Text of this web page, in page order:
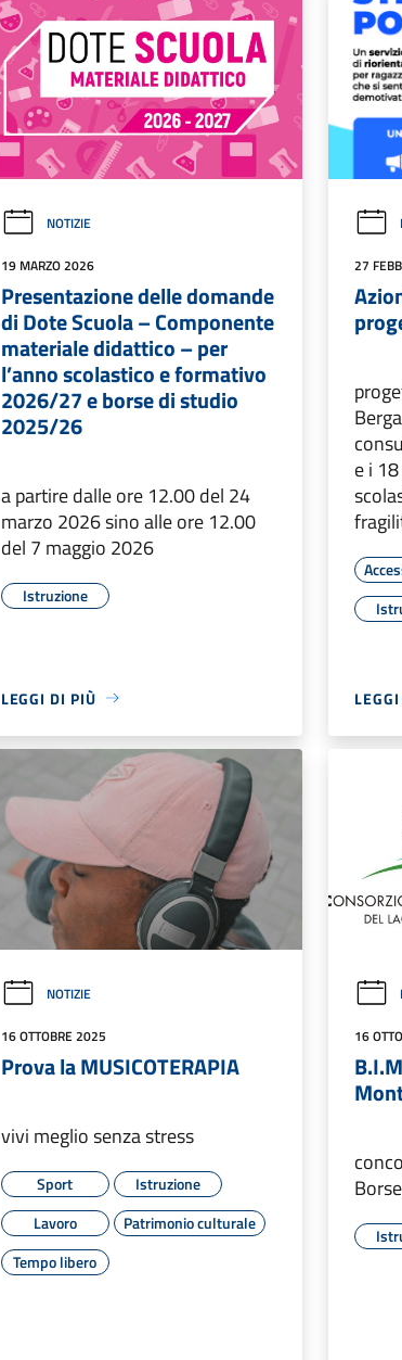
NOTIZIE
19 MARZO 2026
Presentazione delle domande
di Dote Scuola – Componente
materiale didattico – per
l’anno scolastico e formativo
2026/27 e borse di studio
2025/26
a partire dalle ore 12.00 del 24
marzo 2026 sino alle ore 12.00
del 7 maggio 2026
Istruzione
LEGGI DI PIÙ
27
e i
NOTIZIE
16 OTTOBRE 2025
Prova la MUSICOTERAPIA
vivi meglio senza stress
Sport
Istruzione
Lavoro
Patrimonio culturale
Tempo libero
16